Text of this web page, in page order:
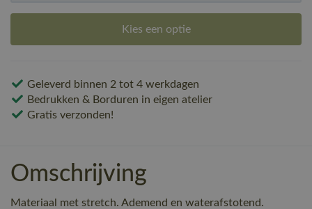
Kies een optie
Geleverd binnen 2 tot 4 werkdagen
Bedrukken & Borduren in eigen atelier
Gratis verzonden!
Omschrijving
Materiaal met stretch. Ademend en waterafstotend.